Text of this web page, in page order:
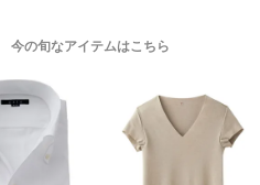
今の旬なアイテムはこちら